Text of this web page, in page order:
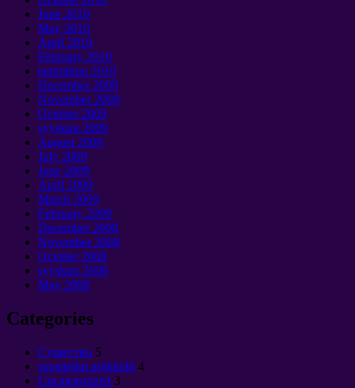
June 2010
May 2010
April 2010
February 2010
tammikuu 2010
December2009
November2009
October2009
syyskuu 2009
August 2009
July 2009
June 2009
April 2009
March 2009
February 2009
December2008
November2008
October2008
syyskuu 2008
May 2008
Categories
Cущество 5
suositellut artikkelit 4
Uncategorized 3